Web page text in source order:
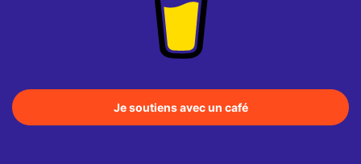
Je soutiens avec un café